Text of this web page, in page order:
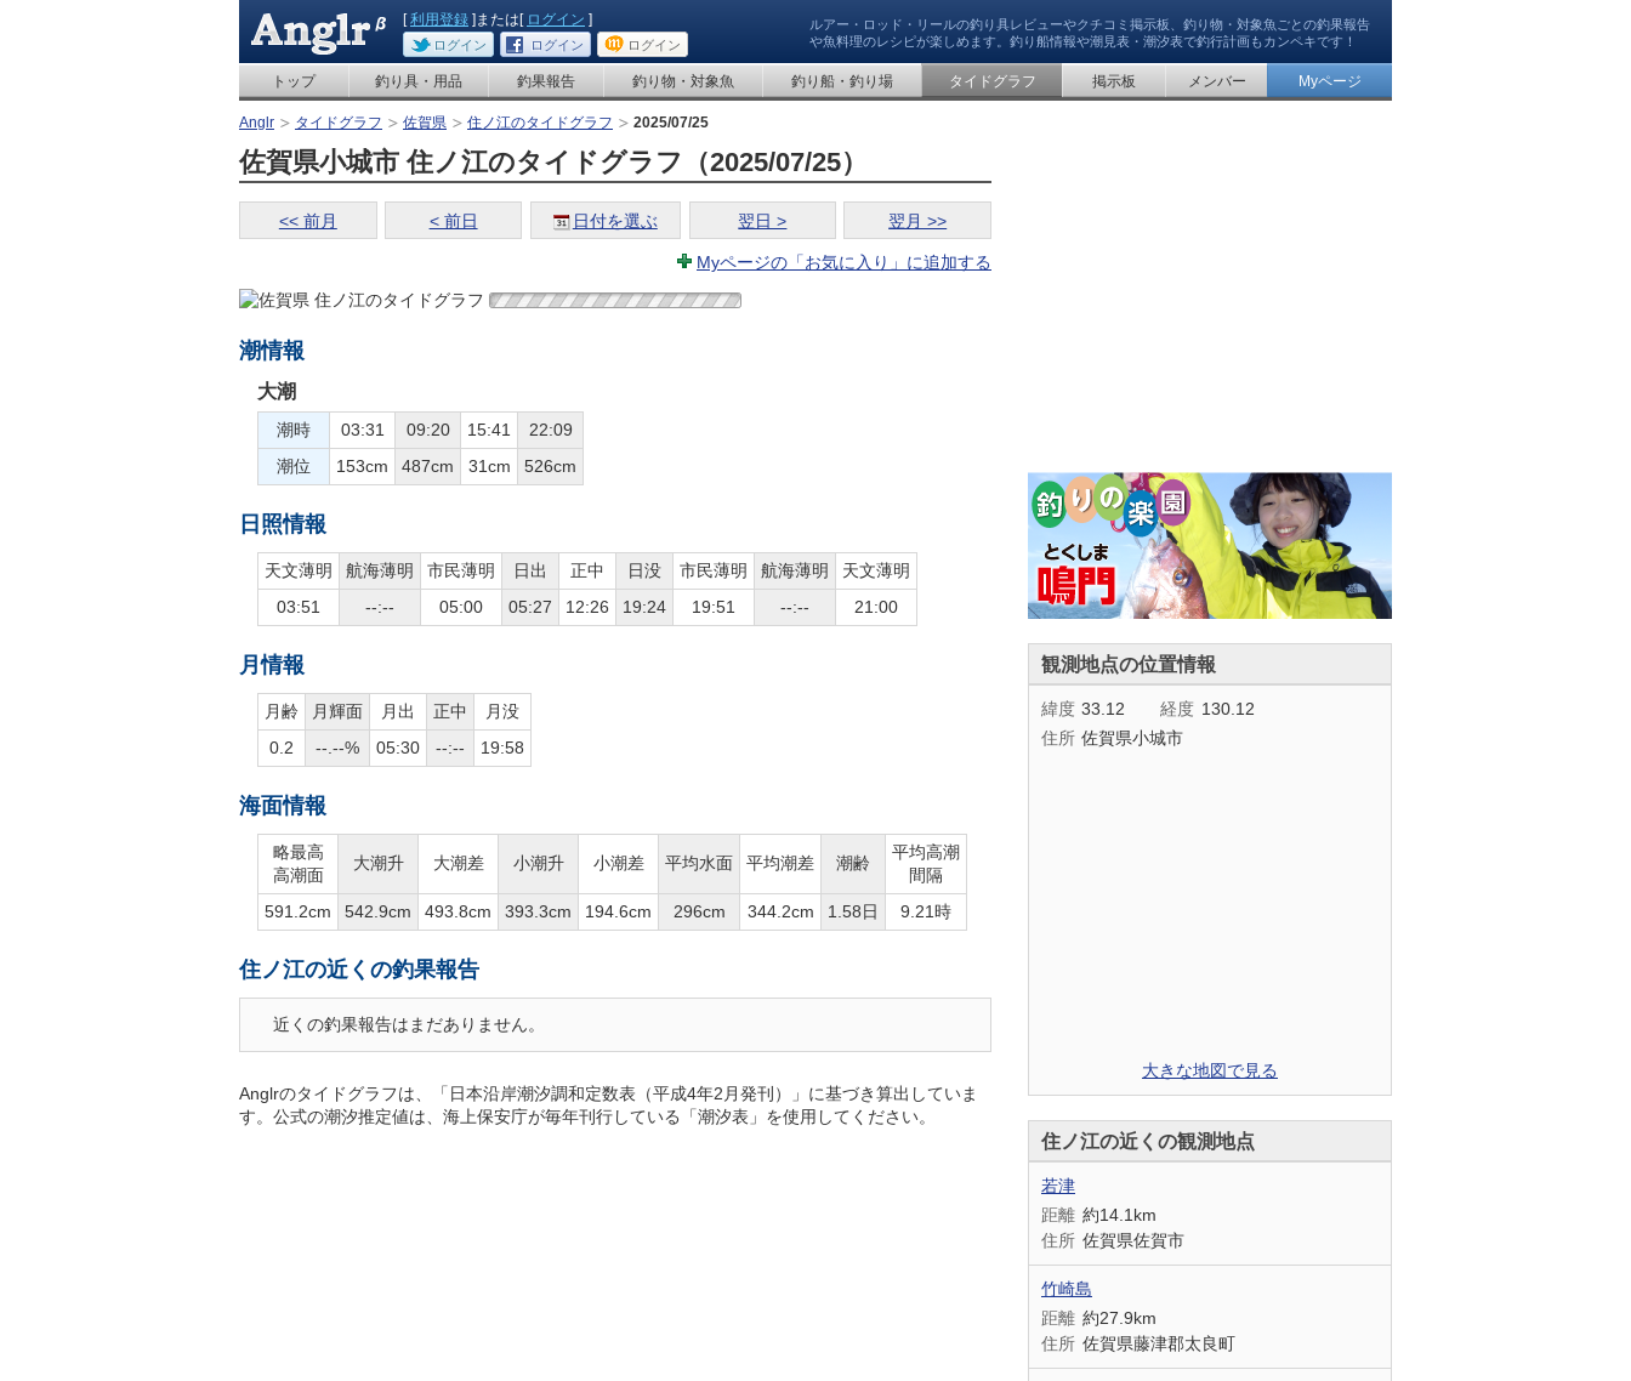
ルアー・ロッド・リールの釣り具レビューやクチコミ掲示板、釣り物・対象魚ごとの釣果報告
や魚料理のレシピが楽しめます。釣り船情報や潮見表・潮汐表で釣行計画もカンペキです！
[利用登録 ]または[ ログイン ]
ログイン ログイン ログイン
トップ 釣り具・用品 釣果報告 釣り物・対象魚 釣り船・釣り場 タイドグラフ 掲示板 メンバー Myページ
Anglr タイドグラフ 佐賀県 住ノ江のタイドグラフ 2025/07/25
佐賀県小城市 住ノ江のタイドグラフ（2025/07/25）
<< 前月 < 前日 日付を選ぶ 翌月 >>
翌日 >
Myページの「お気に入り」に追加する
潮情報
大潮
潮時 03:31 09:20 15:41
22:09
潮位
153cm 487cm 31cm 526cm
日照情報
天文薄明 航海薄明 市民薄明 日出 正中 日没 市民薄明 航海薄明
天文薄明
03:51
--:-- 05:00 05:27 12:26 19:24 19:51 --:-- 21:00
月情報
月齢 月輝面 月出 正中
月没
0.2
--.--% 05:30 --:-- 19:58
海面情報
略最高
高潮面
大潮升 大潮差 小潮升 小潮差 平均水面 平均潮差 潮齢
平均高潮
間隔
591.2cm
542.9cm 493.8cm 393.3cm 194.6cm 296cm 344.2cm 1.58日 9.21時
住ノ江の近くの釣果報告
近くの釣果報告はまだありません。
Anglrのタイドグラフは、「日本沿岸潮汐調和定数表（平成4年2月発刊）」に基づき算出していま
す。公式の潮汐推定値は、海上保安庁が毎年刊行している「潮汐表」を使用してください。
観測地点の位置情報
緯度 33.12 経度 130.12
住所 佐賀県小城市
大きな地図で見る
住ノ江の近くの観測地点
若津
距離 約14.1km
住所 佐賀県佐賀市
竹崎島
距離 約27.9km
住所 佐賀県藤津郡太良町